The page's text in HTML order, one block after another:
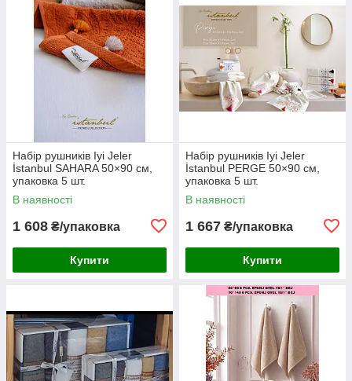
Набір рушників Iyi Jeler
İstanbul SAHARA 50×90 см,
упаковка 5 шт.
В наявності
1 608 ₴/упаковка
Купити
Набір рушників Iyi Jeler
İstanbul PERGE 50×90 см,
упаковка 5 шт.
В наявності
1 667 ₴/упаковка
Купити